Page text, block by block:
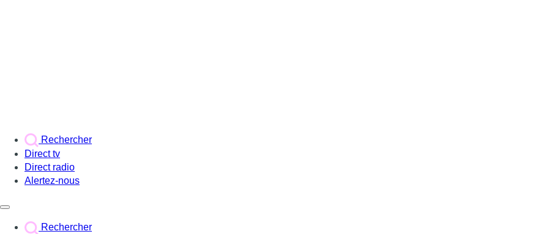
Rechercher
Direct tv
Direct radio
Alertez-nous
Rechercher